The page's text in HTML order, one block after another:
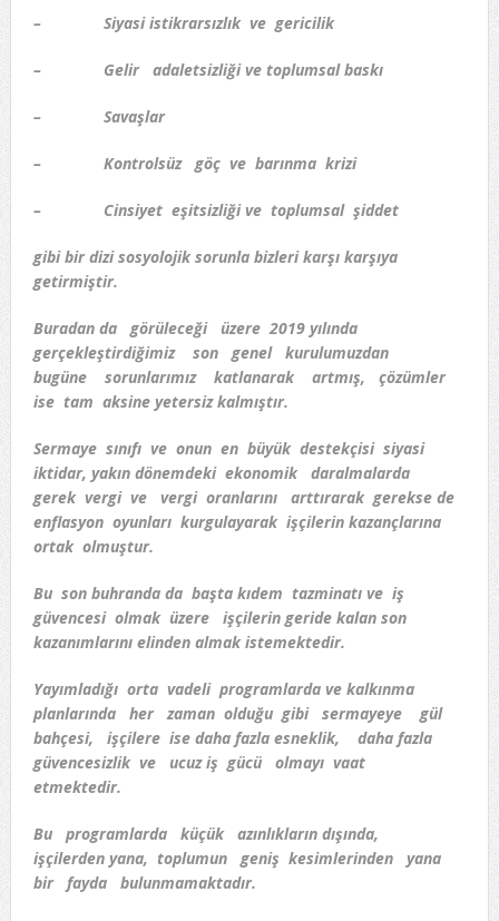
– Siyasi istikrarsızlık ve gericilik
– Gelir adaletsizliği ve toplumsal baskı
– Savaşlar
– Kontrolsüz göç ve barınma krizi
– Cinsiyet eşitsizliği ve toplumsal şiddet
gibi bir dizi sosyolojik sorunla bizleri karşı karşıya
getirmiştir.
Buradan da görüleceği üzere 2019 yılında
gerçekleştirdiğimiz son genel kurulumuzdan
bugüne sorunlarımız katlanarak artmış, çözümler
ise tam aksine yetersiz kalmıştır.
Sermaye sınıfı ve onun en büyük destekçisi siyasi
iktidar, yakın dönemdeki ekonomik daralmalarda
gerek vergi ve vergi oranlarını arttırarak gerekse de
enflasyon oyunları kurgulayarak işçilerin kazançlarına
ortak olmuştur.
Bu son buhranda da başta kıdem tazminatı ve iş
güvencesi olmak üzere işçilerin geride kalan son
kazanımlarını elinden almak istemektedir.
Yayımladığı orta vadeli programlarda ve kalkınma
planlarında her zaman olduğu gibi sermayeye gül
bahçesi, işçilere ise daha fazla esneklik, daha fazla
güvencesizlik ve ucuz iş gücü olmayı vaat
etmektedir.
Bu programlarda küçük azınlıkların dışında,
işçilerden yana, toplumun geniş kesimlerinden yana
bir fayda bulunmamaktadır.